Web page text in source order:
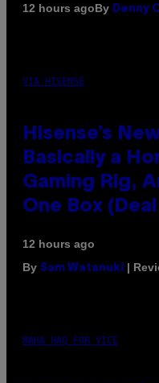
12 hours agoBy Denny
VIA HISENSE
Hisense’s
Basically a
Gaming Rig,
One Box
12 hours ago
By Sam Watanuki |
MAHA HAQ FOR VICE